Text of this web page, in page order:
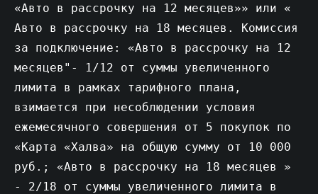
«Авто в рассрочку на 12 месяцев»» или «
Авто в рассрочку на 18 месяцев. Комиссия
за подключение: «Авто в рассрочку на 12
месяцев"- 1/12 от суммы увеличенного
лимита в рамках тарифного плана,
взимается при несоблюдении условия
ежемесячного совершения от 5 покупок по
«Карта «Халва» на общую сумму от 10 000
руб.; «Авто в рассрочку на 18 месяцев »
- 2/18 от суммы увеличенного лимита в